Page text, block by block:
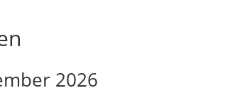
2026